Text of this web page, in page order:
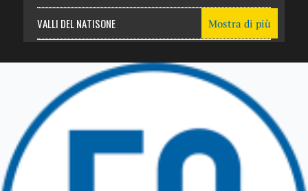
VALLI DEL NATISONE
TRICESIMO
TARCENTO
GEMONA DEL FRIULI
Mostra di più